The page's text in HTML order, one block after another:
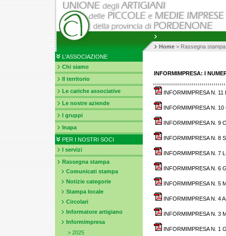
L'ASSOCIAZIONE
Chi siamo
Il territorio
Le cariche associative
Le nostre aziende
I gruppi
Inapa
PER I NOSTRI SOCI
I servizi
Rassegna stampa
Comunicati stampa
Notizie categorie
Stampa locale
Circolari
Informatore artigiano
Informimpresa
> 2025
Home > Rassegna stampa
INFORMIMPRESA: I
INFORMIMPRESA N. 11
INFORMIMPRESA N.
INFORMIMPRESA N. 9
INFORMIMPRESA N. 8
INFORMIMPRESA N. 7
INFORMIMPRESA N. 6
INFORMIMPRESA N. 5
INFORMIMPRESA N. 4
INFORMIMPRESA N. 3
INFORMIMPRESA N. 1